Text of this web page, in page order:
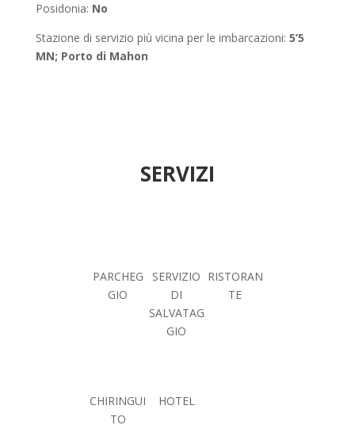
Posidonia: No
Stazione di servizio più vicina per le imbarcazioni: 5’5
MN; Porto di Mahon
SERVIZI
PARCHEG
GIO
SERVIZIO
DI
SALVATAG
GIO
RISTORAN
TE
CHIRINGUI
TO
HOTEL